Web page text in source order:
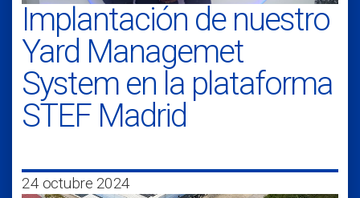
Implantación de nuestro
Yard Managemet
System en la plataforma
STEF Madrid
24 octubre 2024